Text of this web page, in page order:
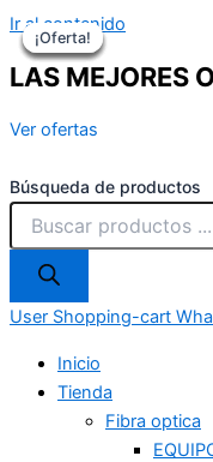
Ir al contenido
LAS MEJORES
Ver ofertas
Búsqueda de productos
User Shopping-cart
Inicio
Tienda
Fibra optica
¡Oferta!
¡Oferta!
¡Oferta!
¡Oferta!
¡Oferta!
¡Oferta!